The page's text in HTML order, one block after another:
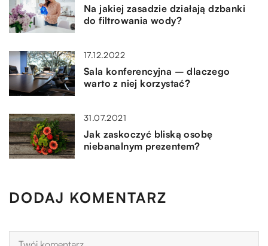
Na jakiej zasadzie działają dzbanki
do filtrowania wody?
17.12.2022
Sala konferencyjna – dlaczego
warto z niej korzystać?
31.07.2021
Jak zaskoczyć bliską osobę
niebanalnym prezentem?
DODAJ KOMENTARZ